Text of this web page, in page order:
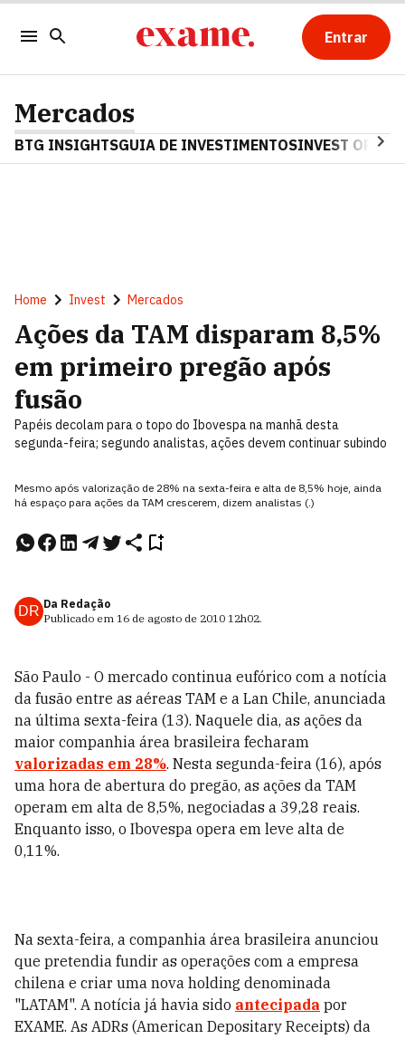
Entrar
Mercados
BTG INSIGHTSGUIA DE INVESTIMENTOSINVEST OPINA
Home Invest Mercados
Ações da TAM disparam 8,5%
em primeiro pregão após
fusão
Papéis decolam para o topo do Ibovespa na manhã desta
segunda-feira; segundo analistas, ações devem continuar subindo
Mesmo após valorização de 28% na sexta-feira e alta de 8,5% hoje, ainda
há espaço para ações da TAM crescerem, dizem analistas (.)
DR Da Redação
Publicado em 16 de agosto de 2010 12h02.
São Paulo - O mercado continua eufórico com a notícia
da fusão entre as aéreas TAM e a Lan Chile, anunciada
na última sexta-feira (13). Naquele dia, as ações da
maior companhia área brasileira fecharam
valorizadas em 28%. Nesta segunda-feira (16), após
uma hora de abertura do pregão, as ações da TAM
operam em alta de 8,5%, negociadas a 39,28 reais.
Enquanto isso, o Ibovespa opera em leve alta de
0,11%.
Na sexta-feira, a companhia área brasileira anunciou
que pretendia fundir as operações com a empresa
chilena e criar uma nova holding denominada
"LATAM". A notícia já havia sido antecipada por
EXAME. As ADRs (American Depositary Receipts) da